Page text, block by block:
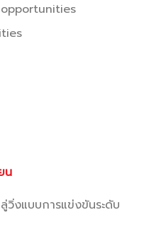
น
งแบบการแข่งขันระดับ